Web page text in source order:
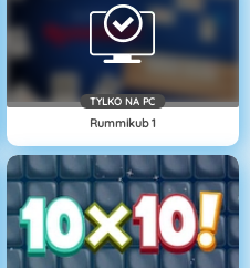
TYLKO NA PC
Rummikub 1